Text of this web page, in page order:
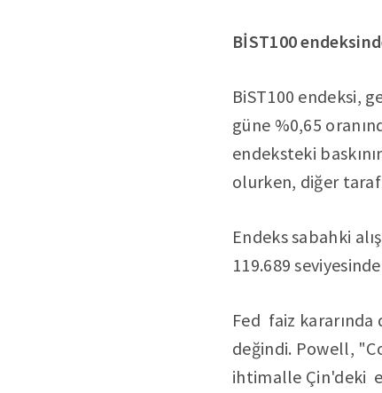
BİST100
BiST100 endeksi,
güne %0,65
endeksteki
olurken, diğer
Endeks sabahki
119.689
Fed faiz kararında
değindi. Powell,
ihtimalle Çin'deki